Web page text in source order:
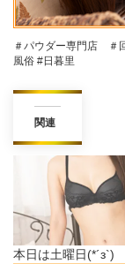
＃パウダー専門店
風俗 #日暮里
関連
本日は土曜日(*´з`)